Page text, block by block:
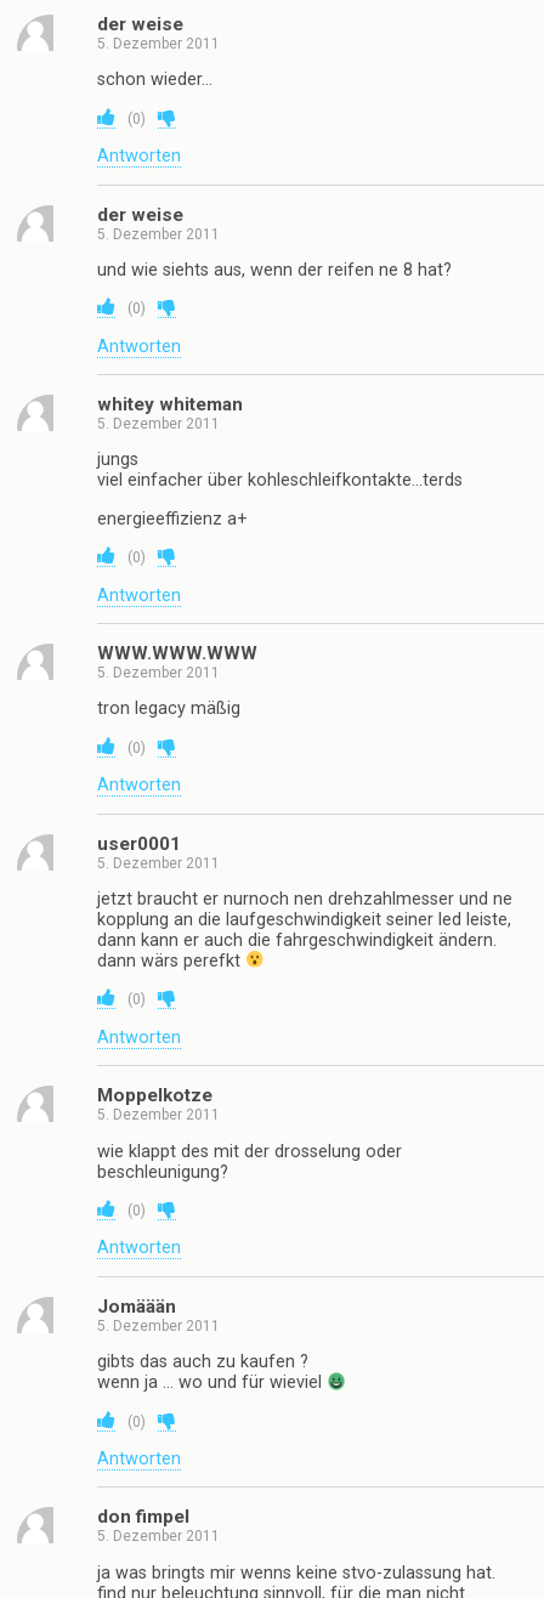
der weise
5. Dezember 2011
schon wieder…
(0)
Antworten
der weise
5. Dezember 2011
und wie siehts aus, wenn der reifen ne 8 hat?
(0)
Antworten
whitey whiteman
5. Dezember 2011
jungs
viel einfacher über kohleschleifkontakte…terds
energieeffizienz a+
(0)
Antworten
WWW.WWW.WWW
5. Dezember 2011
tron legacy mäßig
(0)
Antworten
user0001
5. Dezember 2011
jetzt braucht er nurnoch nen drehzahlmesser und ne
kopplung an die laufgeschwindigkeit seiner led leiste,
dann kann er auch die fahrgeschwindigkeit ändern.
dann wärs perefkt
(0)
Antworten
Moppelkotze
5. Dezember 2011
wie klappt des mit der drosselung oder
beschleunigung?
(0)
Antworten
Jomäään
5. Dezember 2011
gibts das auch zu kaufen ?
wenn ja … wo und für wieviel
(0)
Antworten
don fimpel
5. Dezember 2011
ja was bringts mir wenns keine stvo-zulassung hat.
find nur beleuchtung sinnvoll, für die man nicht